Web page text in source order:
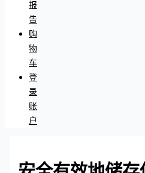
报
告
购
物
车
登
录
账
户